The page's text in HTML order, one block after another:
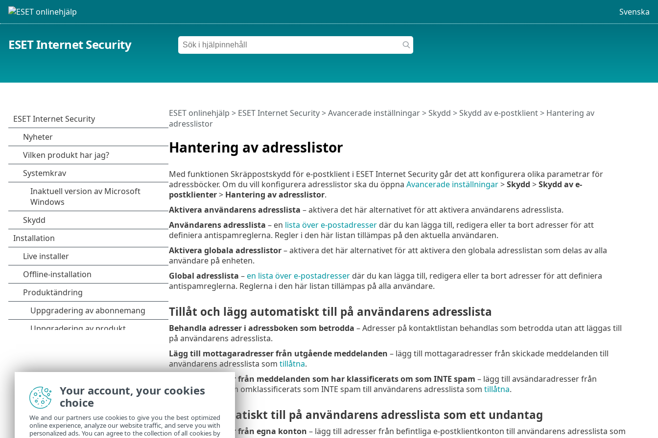
Svenska
ESET Internet Security
Hantering av adresslistor
ESET onlinehjälp > ESET Internet Security>Avancerade inställningar>Skydd >Skydd av e-postklient> Hantering av
adresslistor
Med funktionen Skräppostskydd för e-postklient i ESET Internet Security går det att konfigurera olika parametrar för
adressböcker. Om du vill konfigurera adresslistor ska du öppna Avancerade inställningar>Skydd >Skydd av e-
postklienter> Hantering av adresslistor.
Aktivera användarens adresslista – aktivera det här alternativet för att aktivera användarens adresslista.
Användarens adresslista – en lista över e-postadresserdär du kan lägga till, redigera eller ta bort adresser för att
definiera antispamreglerna. Regler i den här listan tillämpas på den aktuella användaren.
Aktivera globala adresslistor– aktivera det här alternativet för att aktivera den globala adresslistan som delas av alla
användare på enheten.
Global adresslista –en lista över e-postadresserdär du kan lägga till, redigera eller ta bort adresser för att definiera
antispamreglerna. Reglerna i den här listan tillämpas på alla användare.
Tillåt och lägg automatiskt till på användarens adresslista
Behandla adresser i adressboken som betrodda – Adresser på kontaktlistan behandlas som betrodda utan att läggas till
på användarens adresslista.
Lägg till mottagaradresser från utgående meddelanden – lägg till mottagaradresser från skickade meddelanden till
användarens adresslista som tillåtna.
Lägg till adresser från meddelanden som har klassificerats om som INTE spam – lägg till avsändaradresser från
meddelanden som omklassificerats som INTE spam till användarens adresslista som tillåtna.
Lägg automatiskt till på användarens adresslista som ett undantag
Lägg till adresser från egna konton – lägg till adresser från befintliga e-postklientkonton till användarens adresslista som
Your account, your cookies
choice
We and our partners use cookies to give you the best optimized
online experience, analyze our website traffic, and serve you with
personalized ads. You can agree to the collection of all cookies by